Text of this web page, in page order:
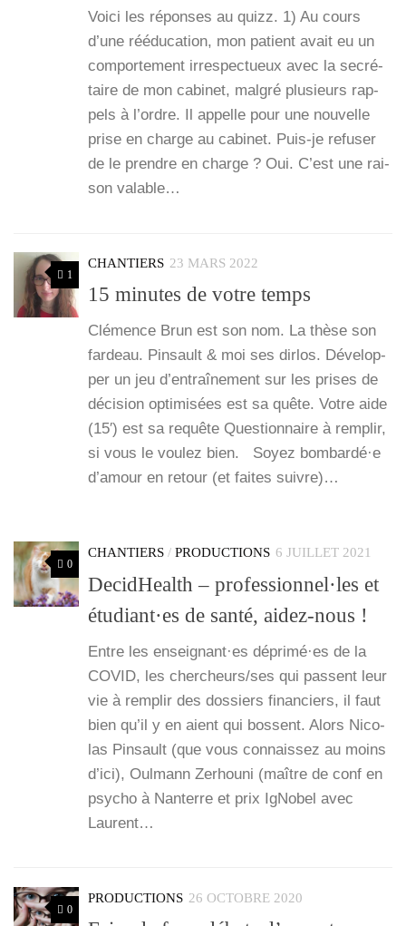
Voi­ci les réponses au quizz. 1) Au cours
d’une réédu­ca­tion, mon patient avait eu un
com­por­te­ment irres­pec­tueux avec la secré­
taire de mon cabi­net, mal­gré plu­sieurs rap­
pels à l’ordre. Il appelle pour une nou­velle
prise en charge au cabi­net. Puis-je refu­ser
de le prendre en charge ? Oui. C’est une rai­
son valable…
1
CHANTIERS 23 MARS 2022
15 minutes de votre temps
Clé­mence Brun est son nom. La thèse son
far­deau. Pin­sault & moi ses dir­los. Déve­lop­
per un jeu d’en­traî­ne­ment sur les prises de
déci­sion opti­mi­sées est sa quête. Votre aide
(15′) est sa requête Ques­tion­naire à rem­plir,
si vous le vou­lez bien. Soyez bombardé·e
d’a­mour en retour (et faites suivre)…
0
CHANTIERS / PRODUCTIONS 6 JUILLET 2021
DecidHealth – professionnel·les et
étudiant·es de santé, aidez-nous !
Entre les enseignant·es déprimé·es de la
COVID, les chercheurs/ses qui passent leur
vie à rem­plir des dos­siers finan­ciers, il faut
bien qu’il y en aient qui bossent. Alors Nico­
las Pin­sault (que vous connais­sez au moins
d’ici), Oul­mann Zerhou­ni (maître de conf en
psy­cho à Nan­terre et prix IgNo­bel avec
Laurent…
0
PRODUCTIONS 26 OCTOBRE 2020